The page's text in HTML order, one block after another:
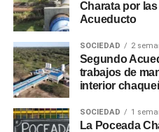
Charata por
Acueducto
SOCIEDAD 2
Segundo
trabajos de
interior
SOCIEDAD 1
La Poceada